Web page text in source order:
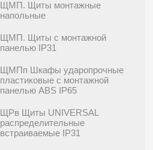
ЩМП. Щиты монтажные
напольные
ЩМП. Щиты с монтажной
панелью IP31
ЩМПп Шкафы ударопрочные
пластиковые с монтажной
панелью ABS IP65
ЩРв Щиты UNIVERSAL
распределительные
встраиваемые IP31